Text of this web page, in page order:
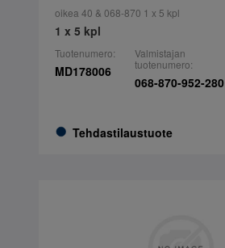
oikea 40 & 068-870 1 x 5 kpl
1 x 5 kpl
Tuotenumero:
MD178006
Tehdastilaustuote
Valmistajan
tuotenumero:
068-870-952-280